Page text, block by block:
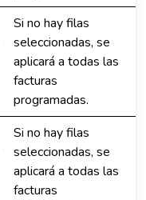
Si no hay filas
seleccionadas, se
aplicará a todas las
facturas
programadas.
Si no hay filas
seleccionadas, se
aplicará a todas las
facturas